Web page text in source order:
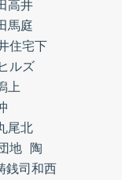
高井
馬庭
住宅下
ルズ
上
尾北
地
陶
銭司和西